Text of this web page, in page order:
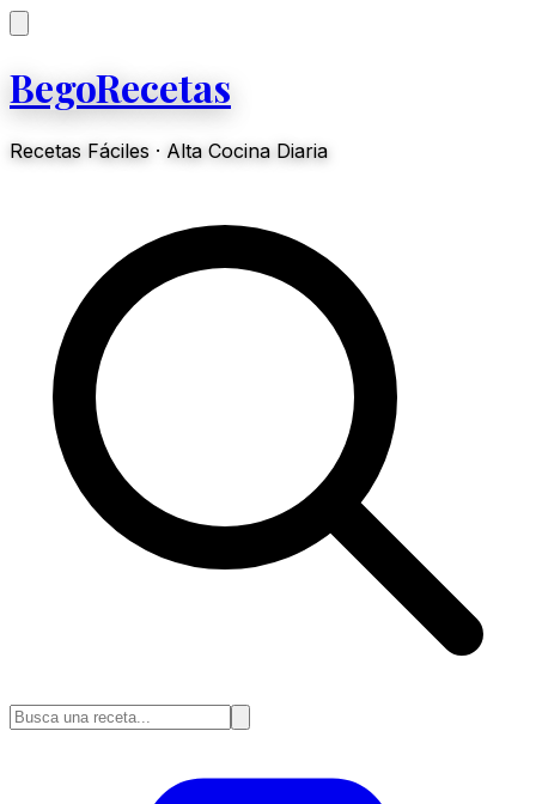
BegoRecetas
Recetas Fáciles · Alta Cocina Diaria